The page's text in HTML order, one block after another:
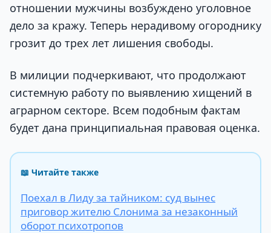
отношении мужчины возбуждено уголовное
дело за кражу. Теперь нерадивому огороднику
грозит до трех лет лишения свободы.
В милиции подчеркивают, что продолжают
системную работу по выявлению хищений в
аграрном секторе. Всем подобным фактам
будет дана принципиальная правовая оценка.
📖 Читайте также
Поехал в Лиду за тайником: суд вынес
приговор жителю Слонима за незаконный
оборот психотропов